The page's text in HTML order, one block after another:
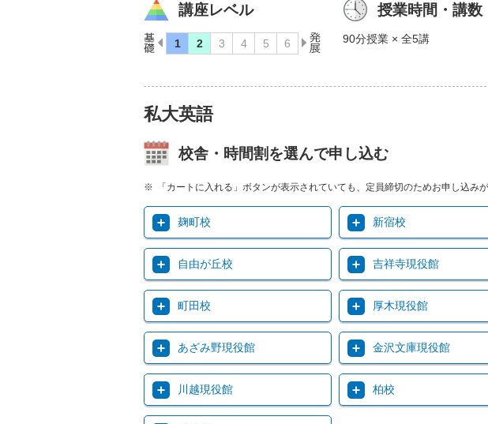
講座レベル 授業時間・講数
90分授業 × 全5講
私大英語
校舎・時間割を選んで申し込む
「カートに入れる」ボタンが表示されていても、定員締切のためお申し込み
麹町校 新宿校
自由が丘校 吉祥寺現役館
町田校 厚木現役館
あざみ野現役館 金沢文庫現役館
川越現役館 柏校